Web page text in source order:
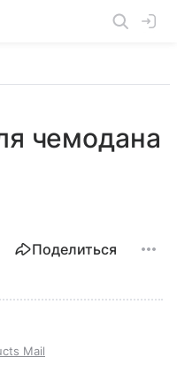
чемодана
Поделиться
Mail